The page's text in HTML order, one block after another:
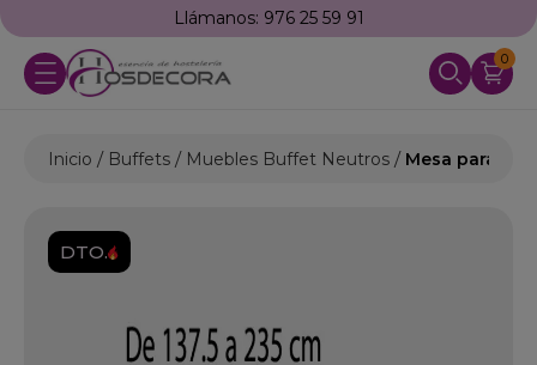
Llámanos: 976 25 59 91
0
Inicio Buffets Muebles Buffet Neutros Mesa para
DTO.